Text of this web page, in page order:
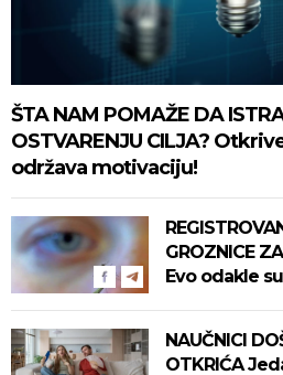
ŠTA NAM POMAŽE DA
OSTVARENJU CILJA?
održava motivaciju!
GROZNICE
Evo odakle
NAUČNICI
OTKRIĆA